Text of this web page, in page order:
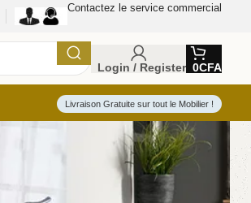
Contactez le service commercial
Login / Register 0CFA
Livraison Gratuite sur tout le Mobilier !